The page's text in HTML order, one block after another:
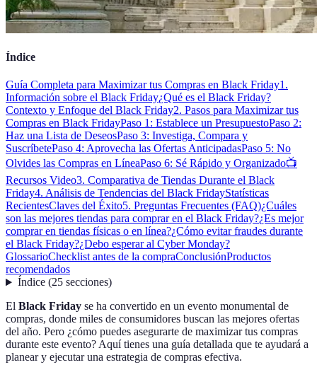
Índice
Guía Completa para Maximizar tus Compras en Black Friday1.
Información sobre el Black Friday¿Qué es el Black Friday?
Contexto y Enfoque del Black Friday2. Pasos para Maximizar tus
Compras en Black FridayPaso 1: Establece un PresupuestoPaso 2:
Haz una Lista de DeseosPaso 3: Investiga, Compara y
SuscríbetePaso 4: Aprovecha las Ofertas AnticipadasPaso 5: No
Olvides las Compras en LíneaPaso 6: Sé Rápido y Organizado📺
Recursos Video3. Comparativa de Tiendas Durante el Black
Friday4. Análisis de Tendencias del Black FridayStatísticas
RecientesClaves del Éxito5. Preguntas Frecuentes (FAQ)¿Cuáles
son las mejores tiendas para comprar en el Black Friday?¿Es mejor
comprar en tiendas físicas o en línea?¿Cómo evitar fraudes durante
el Black Friday?¿Debo esperar al Cyber Monday?
GlossarioChecklist antes de la compraConclusiónProductos
recomendados
Índice(25 secciones)
El Black Friday se ha convertido en un evento monumental de
compras, donde miles de consumidores buscan las mejores ofertas
del año. Pero ¿cómo puedes asegurarte de maximizar tus compras
durante este evento? Aquí tienes una guía detallada que te ayudará a
planear y ejecutar una estrategia de compras efectiva.